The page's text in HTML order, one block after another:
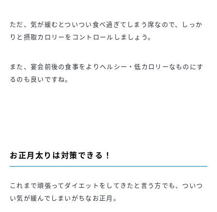
ただ、気が緩むとついつい食べ過ぎてしまう席なので、しっか
りと摂取カロリーをコントロールしましょう。
また、宴会前後の食事をよりヘルシー・低カロリーなものにす
るのも良いですね。
お正月太りは対策できる！
これまで頑張ってダイエットをしてきたと言う方でも、ついつ
い気が緩んでしまいがちなお正月。